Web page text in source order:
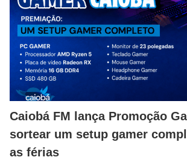
Caiobá FM lança Promoção
sortear um setup gamer
as férias